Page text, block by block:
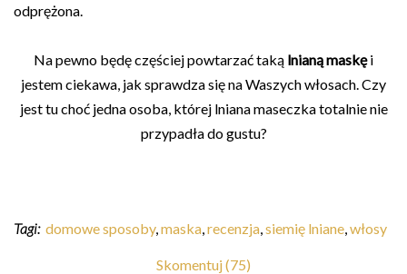
odprężona.
Na pewno będę częściej powtarzać taką lnianą maskęi
jestem ciekawa, jak sprawdza się na Waszych włosach. Czy
jest tu choć jedna osoba, której lniana maseczka totalnie nie
przypadła do gustu?
Tagi: domowe sposoby, maska recenzja siemię lniane włosy
Skomentuj (75)